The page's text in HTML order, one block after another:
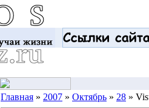
Главная » 2007 » Октябрь » 28 »